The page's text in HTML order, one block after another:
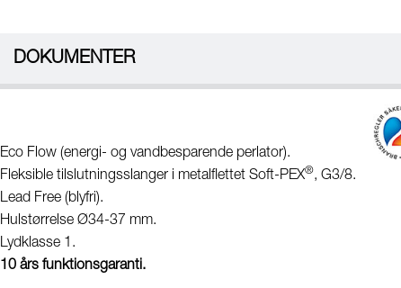
DOKUMENTER
Eco Flow (energi- og vandbesparende perlator).
Fleksible tilslutningsslanger i metalflettet Soft-PEX®, G3/8.
Lead Free (blyfri).
Hulstørrelse Ø34-37 mm.
Lydklasse 1.
10 års funktionsgaranti.